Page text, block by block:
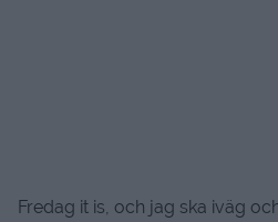
Fredag it is, och jag ska iväg